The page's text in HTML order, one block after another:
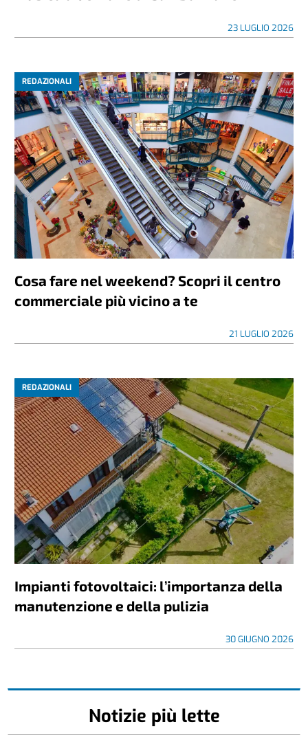
23 LUGLIO 2026
REDAZIONALI
Cosa fare nel weekend? Scopri il centro
commerciale più vicino a te
21 LUGLIO 2026
REDAZIONALI
Impianti fotovoltaici: l’importanza della
manutenzione e della pulizia
30 GIUGNO 2026
Notizie più lette